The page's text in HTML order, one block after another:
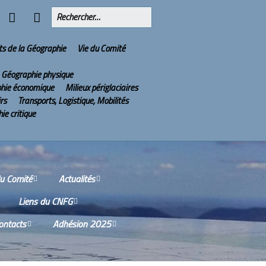
de la Géographie
Vie du Comité
Géographie physique
économique
Milieux périglaciaires
Transports, Logistique, Mobilités
critique
Comité
rendus des
du Conseil
Actualités
Olympiades Nationales
de Géographie
2022 : l’année de la
Géographie
Liens du CNFG
Nos partenaires
sommes-nous ?
Adhésion 2025
Services aux adhérents